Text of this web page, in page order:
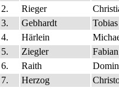
2.
Rieger
3.
Gebhardt
Tobias
4.
Härlein
5.
Ziegler
Fabian
6.
Raith
7.
Herzog